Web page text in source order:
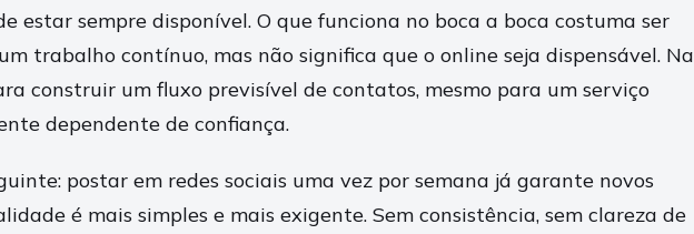
estar sempre disponível. O que funciona no boca a boca costuma ser
trabalho contínuo, mas não significa que o online seja dispensável. Na
construir um fluxo previsível de contatos, mesmo para um serviço
dependente de confiança.
postar em redes sociais uma vez por semana já garante novos
é mais simples e mais exigente. Sem consistência, sem clareza de